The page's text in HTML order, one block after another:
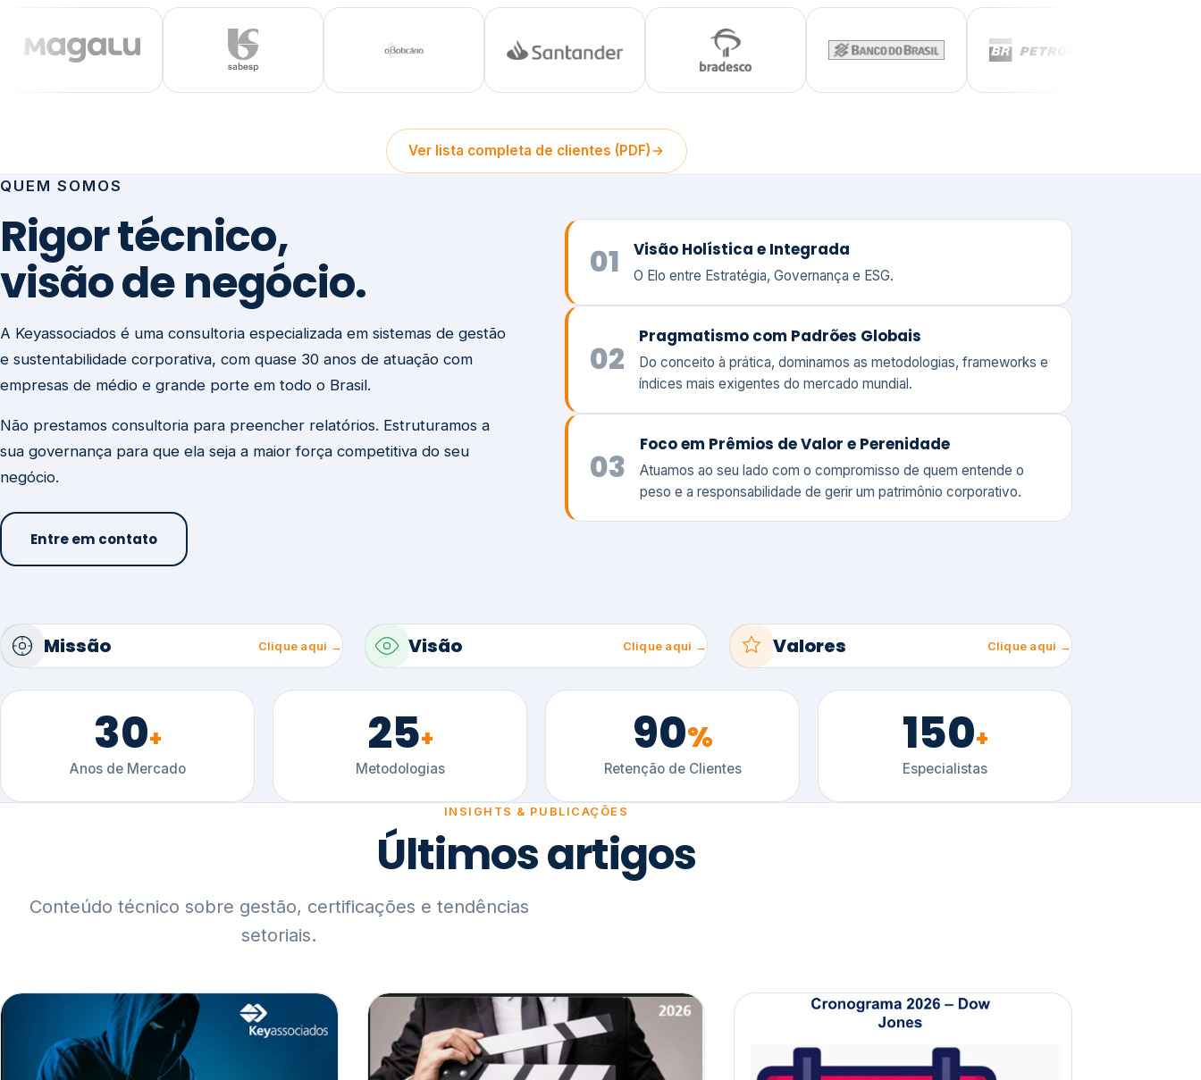
Ver lista completa de clientes (PDF)
QUEM SOMOS
Rigor técnico,
visão de negócio.
A Keyassociados é uma consultoria especializada em sistemas de gestão
e sustentabilidade corporativa, com quase 30 anos de atuação com
empresas de médio e grande porte em todo o Brasil.
Não prestamos consultoria para preencher relatórios. Estruturamos a
sua governança para que ela seja a maior força competitiva do seu
negócio.
Entre em contato
01 Visão Holística e Integrada
O Elo entre Estratégia, Governança e ESG.
02
Pragmatismo com Padrões Globais
Do conceito à prática, dominamos as metodologias, frameworks e
índices mais exigentes do mercado mundial.
03
Foco em Prêmios de Valor e Perenidade
Atuamos ao seu lado com o compromisso de quem entende o
peso e a responsabilidade de gerir um patrimônio corporativo.
Missão Clique aqui → Visão Clique aqui → Valores Clique aqui →
30+
Anos de Mercado
25+
Metodologias
90%
Retenção de Clientes
150+
Especialistas
INSIGHTS & PUBLICAÇÕES
Últimos artigos
Conteúdo técnico sobre gestão, certificações e tendências
setoriais.